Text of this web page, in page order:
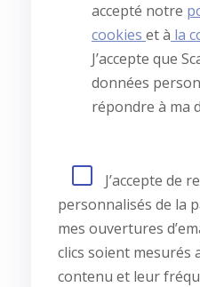
accepté notre
cookies et à la
J’accepte que
données
répondre à ma
J’accepte de
personnalisés de la
mes ouvertures
clics soient mesurés
contenu et leur